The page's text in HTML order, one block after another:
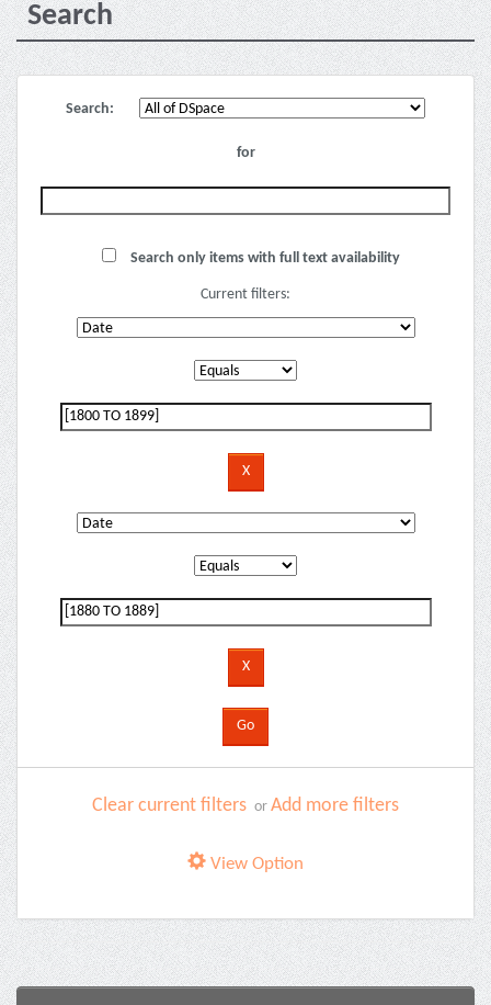
Search
Search:
for
Search only items with full text availability
Current filters:
Clear current filters or Add more filters
View Option